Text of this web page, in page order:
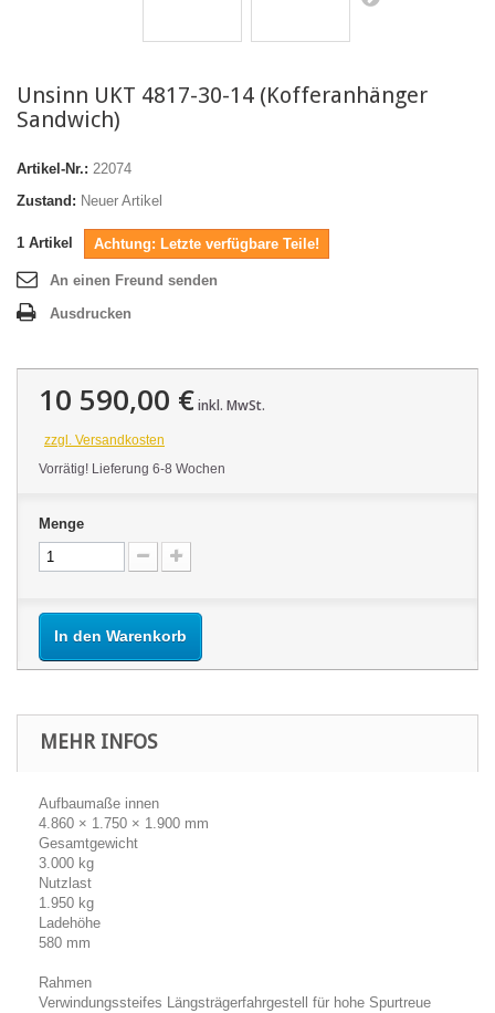
Unsinn UKT 4817-30-14 (Kofferanhänger
Sandwich)
Artikel-Nr.: 22074
Zustand: Neuer Artikel
1 Artikel Achtung: Letzte verfügbare Teile!
An einen Freund senden
Ausdrucken
10 590,00 €inkl. MwSt.
zzgl. Versandkosten
Vorrätig! Lieferung 6-8 Wochen
Menge
In den Warenkorb
MEHR INFOS
Aufbaumaße innen
4.860 × 1.750 × 1.900 mm
Gesamtgewicht
3.000 kg
Nutzlast
1.950 kg
Ladehöhe
580 mm
Rahmen
Verwindungssteifes Längsträgerfahrgestell für hohe Spurtreue